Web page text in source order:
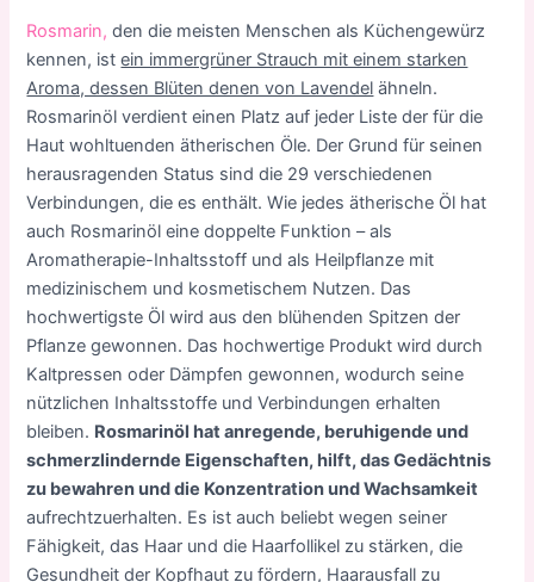
Rosmarin, den die meisten Menschen als Küchengewürz
kennen, istein immergrüner Strauch mit einem starken
Aroma, dessen Blüten denen von Lavendel ähneln.
Rosmarinöl verdient einen Platz auf jeder Liste der für die
Haut wohltuenden ätherischen Öle. Der Grund für seinen
herausragenden Status sind die 29 verschiedenen
Verbindungen, die es enthält. Wie jedes ätherische Öl hat
auch Rosmarinöl eine doppelte Funktion – als
Aromatherapie-Inhaltsstoff und als Heilpflanze mit
medizinischem und kosmetischem Nutzen. Das
hochwertigste Öl wird aus den blühenden Spitzen der
Pflanze gewonnen. Das hochwertige Produkt wird durch
Kaltpressen oder Dämpfen gewonnen, wodurch seine
nützlichen Inhaltsstoffe und Verbindungen erhalten
bleiben. Rosmarinöl hat anregende, beruhigende und
schmerzlindernde Eigenschaften, hilft, das Gedächtnis
zu bewahren und die Konzentration und Wachsamkeit
aufrechtzuerhalten. Es ist auch beliebt wegen seiner
Fähigkeit, das Haar und die Haarfollikel zu stärken, die
Gesundheit der Kopfhaut zu fördern, Haarausfall zu